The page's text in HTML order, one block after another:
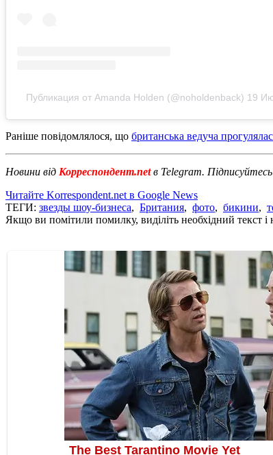
Публикация от Amanda Holden (@noholdenback) 19
Раніше повідомлялося, що британська ведуча
Новини від Корреспондент.netв Telegram.
Читайте Korrespondent.net в Google News
ТЕГИ: звезды шоу-бизнеса, Британия, фото, бикини,
Якщо ви помітили помилку, виділіть необхідний текст